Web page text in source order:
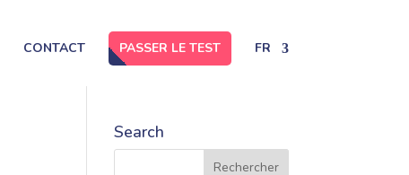
CONTACT PASSER LE TEST FR
Search